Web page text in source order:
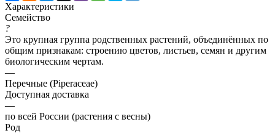
Характеристики
Семейство
?
Это крупная группа родственных растений, объединённых по
общим признакам: строению цветов, листьев, семян и другим
биологическим чертам.
—
Перечные (Piperaceae)
Доступная доставка
—
по всей России (растения с весны)
Род